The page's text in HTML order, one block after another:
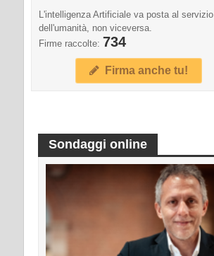
L'intelligenza Artificiale va posta al servizio
dell'umanità, non viceversa.
Firme raccolte: 734
Firma anche tu!
Sondaggi online